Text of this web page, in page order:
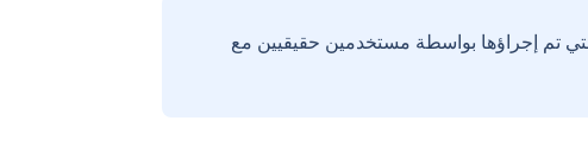
تم إجراؤها بواسطة مستخدمين حقيقيين مع